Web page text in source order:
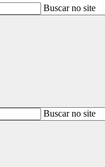
Buscar no site
BuscarBuscar no site